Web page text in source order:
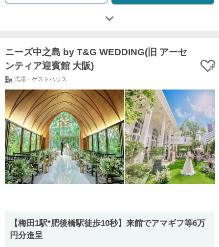
ニーズ中之島 by T&G WEDDING(旧 アーセ
ンティア迎賓館 大阪)
式場・ゲストハウス
【梅田1駅*肥後橋駅徒歩10秒】来館でアマギフ等6万
円分進呈